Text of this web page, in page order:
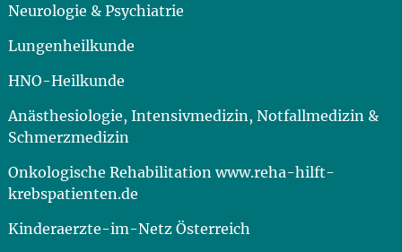
Neurologie & Psychiatrie
Lungenheilkunde
HNO-Heilkunde
Anästhesiologie, Intensivmedizin, Notfallmedizin &
Schmerzmedizin
Onkologische Rehabilitation www.reha-hilft-
krebspatienten.de
Kinderaerzte-im-Netz Österreich